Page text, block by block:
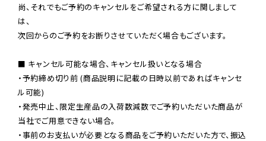
尚、それでもご予約のキャンセルをご希望される方に関しまして
は、
次回からのご予約をお断りさせていただく場合もございます。
■ キャンセル可能な場合、キャンセル扱いとなる場合
・予約締め切り前 (商品説明に記載の日時以前であればキャンセ
ル可能)
・発売中止、限定生産品の入荷数減数でご予約いただいた商品が
当社でご用意できない場合。
・事前のお支払いが必要となる商品をご予約いただいた方で、振込